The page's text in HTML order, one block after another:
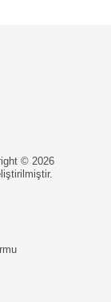
© 2026